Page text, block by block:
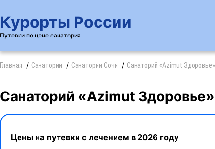
Курорты России
Путевки по цене санатория
Главная Санатории Санатории Сочи Санаторий «Azimut
Санаторий «Azimut
Цены на путевки с лечением в 2026 году